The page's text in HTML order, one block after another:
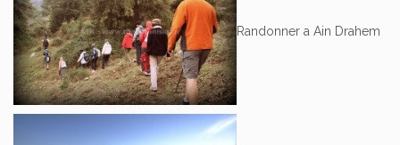
Randonner a Ain Drahem